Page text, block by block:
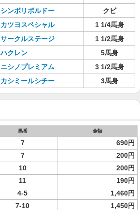
シンボリボルドー
クビ
カツヨスペシャル
1 1/4馬身
サークルステージ
1 1/2馬身
ハクレン
5馬身
ニシノプレミアム
3 1/2馬身
カシミールシチー 3馬身
馬番 金額
7 690円
7
200円
10
200円
11
190円
4-5
1,460円
7-10 1,450円